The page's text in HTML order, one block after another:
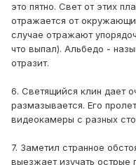
это пятно. Свет от этих
отражается от
случае отражают
что выпал). Альбедо -
отразит.
6. Светящийся клин дает
размазывается. Его
видеокамеры с разных
7. Заметил странное
выезжает изучать острые